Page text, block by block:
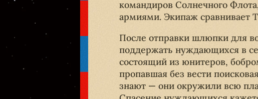
командиров Солнечного
армиями. Экипаж сравнивает
После отправки шлюпки для
поддержать нуждающихся в
состоящий из юнитеров,
пропавшая без вести
знают — они окружили всю